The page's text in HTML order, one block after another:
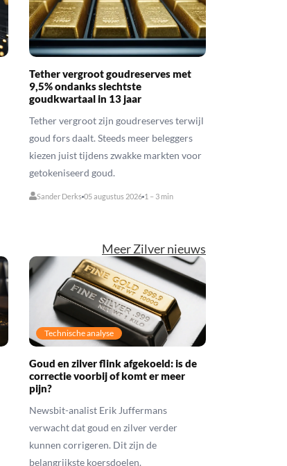
Tether vergroot goudreserves met
9,5% ondanks slechtste
goudkwartaal in 13 jaar
Tether vergroot zijn goudreserves terwijl
goud fors daalt. Steeds meer beleggers
kiezen juist tijdens zwakke markten voor
getokeniseerd goud.
Sander Derks 05 augustus 2026 1 – 3 min
Meer Zilver nieuws
Technische analyse
Goud en zilver flink afgekoeld: is de
correctie voorbij of komt er meer
pijn?
Newsbit-analist Erik Juffermans
verwacht dat goud en zilver verder
kunnen corrigeren. Dit zijn de
belangrijkste koersdoelen.